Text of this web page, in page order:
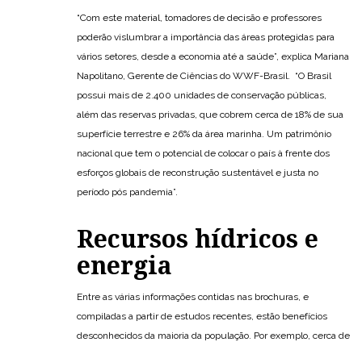
“Com este material, tomadores de decisão e professores
poderão vislumbrar a importância das áreas protegidas para
vários setores, desde a economia até a saúde”, explica Mariana
Napolitano, Gerente de Ciências do WWF-Brasil. “O Brasil
possui mais de 2.400 unidades de conservação públicas,
além das reservas privadas, que cobrem cerca de 18% de sua
superfície terrestre e 26% da área marinha. Um patrimônio
nacional que tem o potencial de colocar o país à frente dos
esforços globais de reconstrução sustentável e justa no
período pós pandemia”.
Recursos hídricos e
energia
Entre as várias informações contidas nas brochuras, e
compiladas a partir de estudos recentes, estão benefícios
desconhecidos da maioria da população. Por exemplo, cerca de